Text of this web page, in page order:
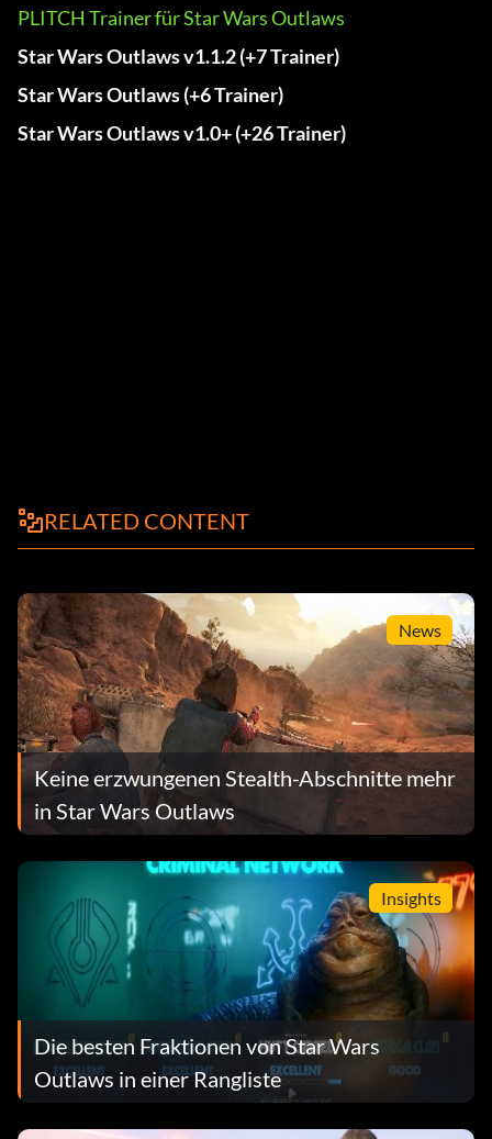
PLITCH Trainer für Star Wars Outlaws
Star Wars Outlaws v1.1.2 (+7 Trainer)
Star Wars Outlaws (+6 Trainer)
Star Wars Outlaws v1.0+ (+26 Trainer)
RELATED CONTENT
News
Keine erzwungenen Stealth-Abschnitte mehr
in Star Wars Outlaws
Insights
Die besten Fraktionen von Star Wars
Outlaws in einer Rangliste